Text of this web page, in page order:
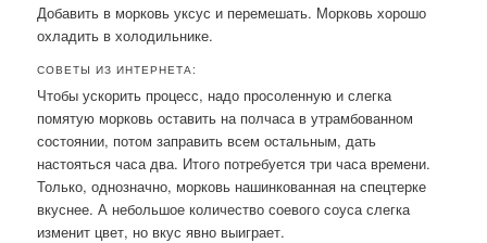
Добавить в морковь уксус и перемешать. Морковь хорошо
охладить в холодильнике.
СОВЕТЫ ИЗ ИНТЕРНЕТА:
Чтобы ускорить процесс, надо просоленную и слегка
помятую морковь оставить на полчаса в утрамбованном
состоянии, потом заправить всем остальным, дать
настояться часа два. Итого потребуется три часа времени.
Только, однозначно, морковь нашинкованная на спецтерке
вкуснее. А небольшое количество соевого соуса слегка
изменит цвет, но вкус явно выиграет.